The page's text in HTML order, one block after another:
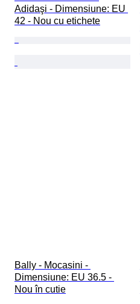
Adidaşi - Dimensiune: EU
42 - Nou cu etichete
Bally - Mocasini -
Dimensiune: EU 36.5 -
Nou în cutie